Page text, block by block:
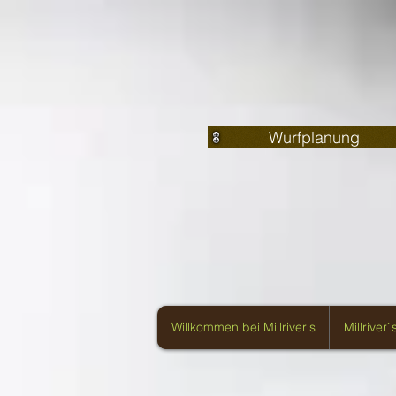
Wurfplanung
Willkommen bei Millriver's